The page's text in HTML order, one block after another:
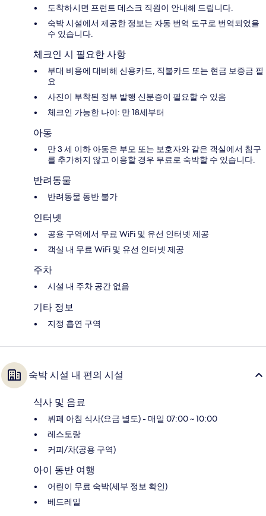
도착하시면 프런트 데스크 직원이 안내해 드립니다.
숙박 시설에서 제공한 정보는 자동 번역 도구로 번역되었을
수 있습니다.
체크인 시 필요한 사항
부대 비용에 대비해 신용카드, 직불카드 또는 현금 보증금 필
요
사진이 부착된 정부 발행 신분증이 필요할 수 있음
체크인 가능한 나이: 만 18세부터
아동
만 3 세 이하 아동은 부모 또는 보호자와 같은 객실에서 침구
를 추가하지 않고 이용할 경우 무료로 숙박할 수 있습니다.
반려동물
반려동물 동반 불가
인터넷
공용 구역에서 무료 WiFi 및 유선 인터넷 제공
객실 내 무료 WiFi 및 유선 인터넷 제공
주차
시설 내 주차 공간 없음
기타 정보
지정 흡연 구역
숙박 시설 내 편의 시설
식사 및 음료
뷔페 아침 식사(요금 별도) - 매일 07:00 ~ 10:00
레스토랑
커피/차(공용 구역)
아이 동반 여행
어린이 무료 숙박(세부 정보 확인)
베드레일